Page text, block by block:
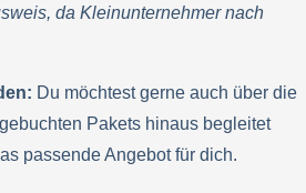
da Kleinunternehmer nach
Du möchtest gerne auch über die
Pakets hinaus begleitet
passende Angebot für dich.